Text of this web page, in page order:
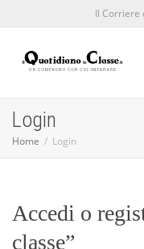
Il Corriere
Login
Home Login
Accedi o
classe”